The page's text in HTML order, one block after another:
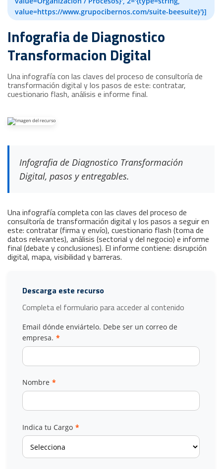
value=https://www.grupocibernos.com/suite-beesuite}'}]
Infografia de Diagnostico
Transformacion Digital
Una infografía con las claves del proceso de consultoría de
transformación digital y los pasos de este: contratar,
cuestionario flash, análisis e informe final.
Infografia de Diagnostico Transformación
Digital, pasos y entregables.
Una infografía completa con las claves del proceso de
consultoría de transformación digital y los pasos a seguir en
este: contratar (firma y envío), cuestionario flash (toma de
datos relevantes), análisis (sectorial y del negocio) e informe
final (debate y conclusiones). El informe contiene: disrupción
digital, mapa, visibilidad y barreras.
Descarga este recurso
Completa el formulario para acceder al contenido
Email dónde enviártelo. Debe ser un correo de
empresa. *
Nombre *
Indica tu Cargo *